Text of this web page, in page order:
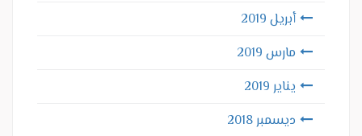
أبريل 2019
مارس 2019
يناير 2019
ديسمبر 2018